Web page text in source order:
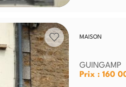
MAISON
GUINGAMP
Prix : 160